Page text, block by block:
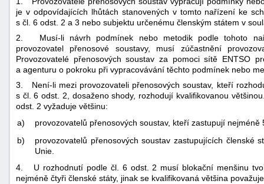
je v odpovídajících lhůtách stanovených v tomto nařízení ke
s čl. 6 odst. 2 a 3 nebo subjektu určenému členským státem v
2. Musí-li návrh podmínek nebo metodik podle tohoto
provozovatel přenosové soustavy, musí zúčastnění
Provozovatelé přenosových soustav za pomoci sítě ENTSO
a agenturu o pokroku při vypracovávání těchto podmínek nebo
3. Není-li mezi provozovateli přenosových soustav, kteří
s čl. 6 odst. 2, dosaženo shody, rozhodují kvalifikovanou
odst. 2 vyžaduje většinu:
a)
provozovatelů přenosových soustav, kteří zastupují
b)
provozovatelů přenosových soustav zastupujících členské
Unie.
4. U rozhodnutí podle čl. 6 odst. 2 musí blokační menšinu
nejméně čtyři členské státy, jinak se kvalifikovaná většina